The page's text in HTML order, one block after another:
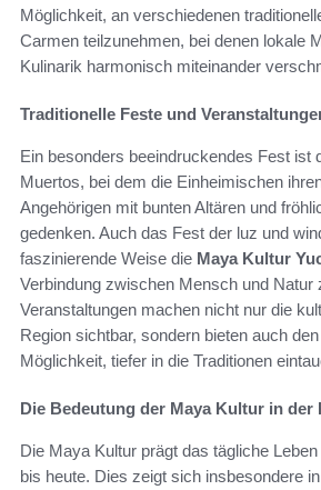
Möglichkeit, an verschiedenen
Carmen teilzunehmen, bei denen lokale
Kulinarik harmonisch miteinander
Traditionelle Feste und
Ein besonders beeindruckendes Fest ist
Muertos, bei dem die Einheimischen
Angehörigen mit bunten Altären und
gedenken. Auch das Fest der luz und
faszinierende Weise die Maya Kultur
Verbindung zwischen Mensch und Natur
Veranstaltungen machen nicht nur die
Region sichtbar, sondern bieten auch
Möglichkeit, tiefer in die Traditionen
Die Bedeutung der Maya Kultur in der
Die Maya Kultur prägt das tägliche
bis heute. Dies zeigt sich insbesondere